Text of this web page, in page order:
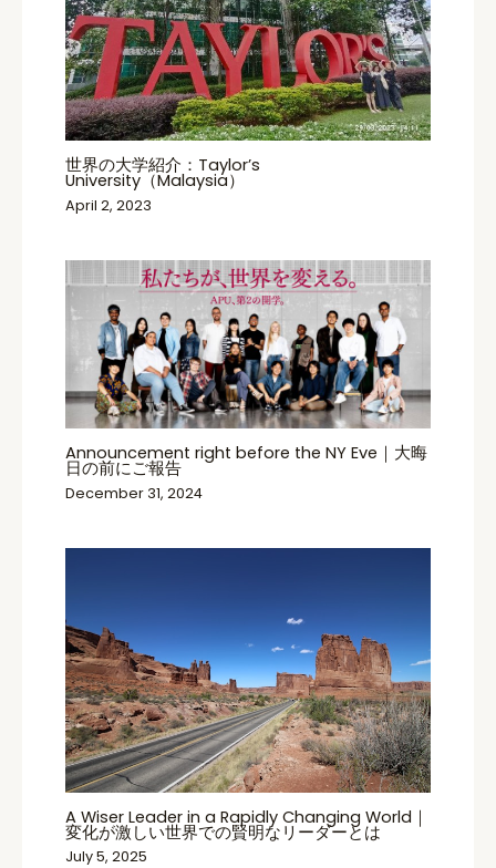
世界の大学紹介：Taylor’s
University（Malaysia）
April 2, 2023
Announcement right before the NY Eve｜大晦
日の前にご報告
December 31, 2024
A Wiser Leader in a Rapidly Changing World｜
変化が激しい世界での賢明なリーダーとは
July 5, 2025